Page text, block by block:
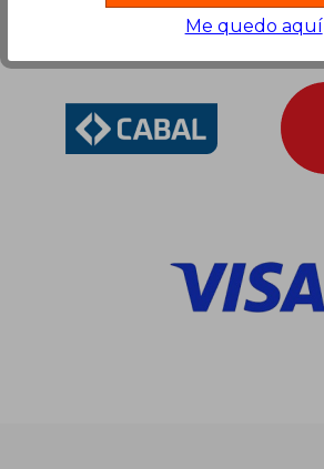
Me quedo aquí